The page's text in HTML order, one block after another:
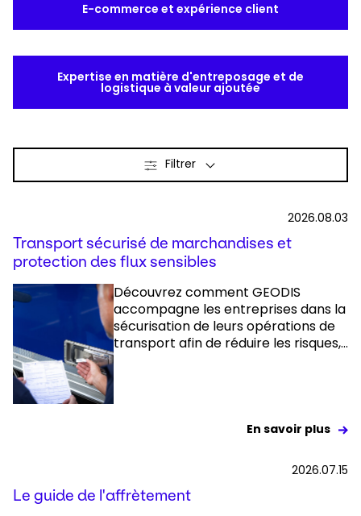
E-commerce et expérience client
Expertise en matière d'entreposage et de
logistique à valeur ajoutée
Filtrer
2026.08.03
Transport sécurisé de marchandises et
protection des flux sensibles
Découvrez comment GEODIS
accompagne les entreprises dans la
sécurisation de leurs opérations de
transport afin de réduire les risques,...
En savoir plus
2026.07.15
Le guide de l'affrètement